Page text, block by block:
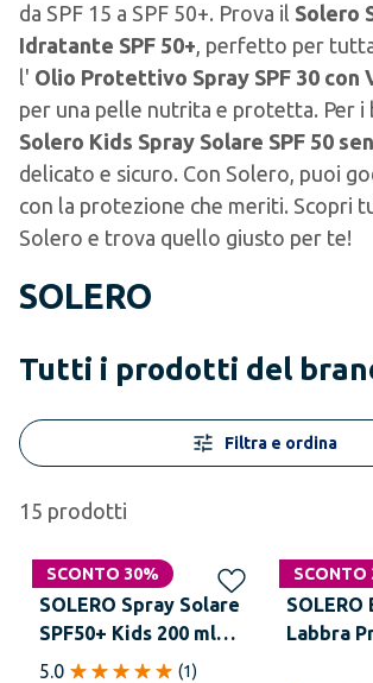
da SPF 15 a SPF 50+. Prova il Solero
Idratante SPF 50+, perfetto per
l' Olio Protettivo Spray SPF 30 con
per una pelle nutrita e protetta. Per i
Solero Kids Spray Solare SPF 50
delicato e sicuro. Con Solero, puoi
con la protezione che meriti. Scopri
Solero e trova quello giusto per te!
SOLERO
Tutti i prodotti del
Filtra e ordina
15 prodotti
SCONTO 30%
SOLERO Spray Solare
SPF50+ Kids 200 ml
per Pelle Sensibile
5.0 (1)
SCONTO
SOLERO
Labbra